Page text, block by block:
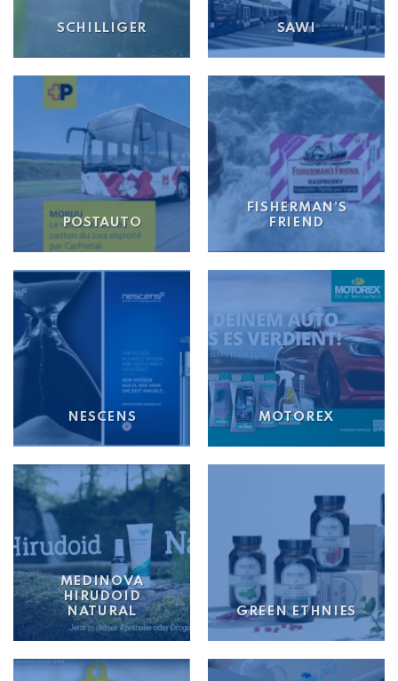
SCHILLIGER SAWI
POSTAUTO
FISHERMAN’S
FRIEND
NESCENS MOTOREX
MEDINOVA
HIRUDOID
NATURAL
GREEN ETHNIES